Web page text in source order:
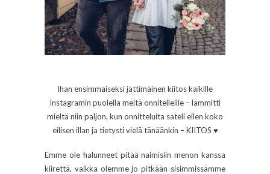
Ihan ensimmäiseksi jättimäinen kiitos kaikille
Instagramin puolella meitä onnitelleille – lämmitti
mieltä niin paljon, kun onnitteluita sateli eilen koko
eilisen illan ja tietysti vielä tänäänkin – KIITOS ♥
Emme ole halunneet pitää naimisiin menon kanssa
kiirettä, vaikka olemme jo pitkään sisimmissämme